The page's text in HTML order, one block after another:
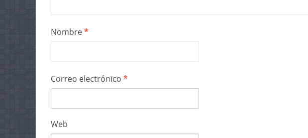
Nombre*
Correo electrónico *
Web